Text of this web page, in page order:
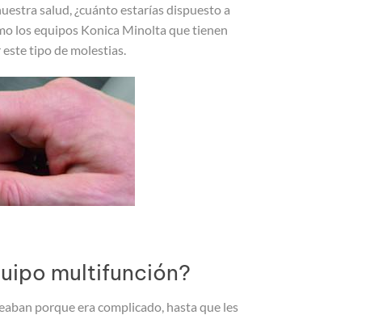
salud, ¿cuánto estarías dispuesto a
los equipos Konica Minolta que tienen
tipo de molestias.
multifunción?
porque era complicado, hasta que les